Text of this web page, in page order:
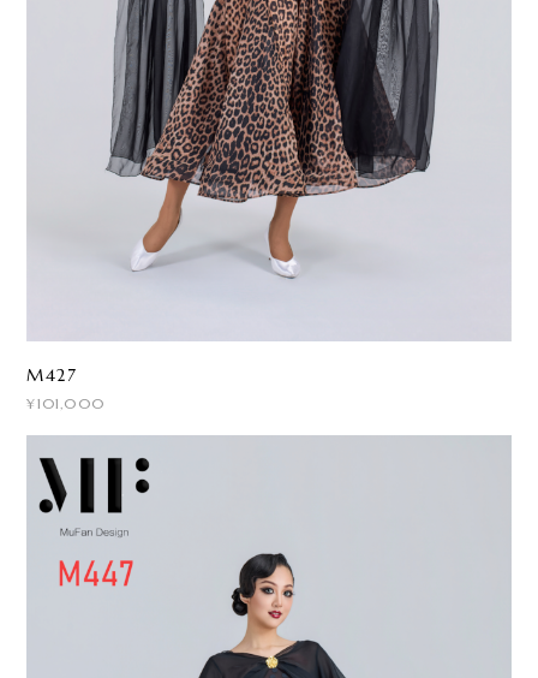
M427
¥101,000